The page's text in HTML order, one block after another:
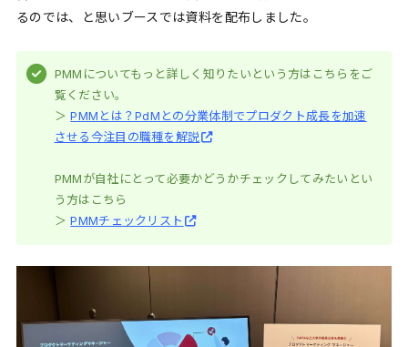
るのでは、と思いブースでは資料を配布しました。
PMMについてもっと詳しく知りたいという方はこちらをご
覧ください。
＞PMMとは？PdMとの分業体制でプロダクト成長を加速
させる今注目の職種を解説
PMMが自社にとって必要かどうかチェックしてみたいとい
う方はこちら
＞PMMチェックリスト